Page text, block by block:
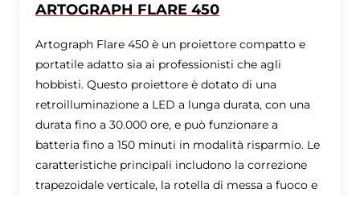
ARTOGRAPH FLARE 450
Artograph Flare 450 è un proiettore compatto e
portatile adatto sia ai professionisti che agli
hobbisti. Questo proiettore è dotato di una
retroilluminazione a LED a lunga durata, con una
durata fino a 30.000 ore, e può funzionare a
batteria fino a 150 minuti in modalità risparmio. Le
caratteristiche principali includono la correzione
trapezoidale verticale, la rotella di messa a fuoco e